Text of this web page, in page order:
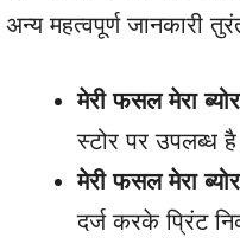
अन्य महत्वपूर्ण जानकारी
मेरी फसल मेरा
स्टोर पर उपलब्ध
मेरी फसल मेरा
दर्ज करके प्रिंट